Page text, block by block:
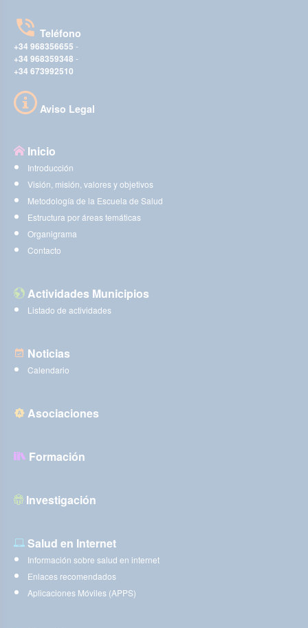
Teléfono
+34 968356655 -
+34 968359348 -
+34 673992510
Aviso Legal
Inicio
Introducción
Visión, misión, valores y objetivos
Metodología de la Escuela de Salud
Estructura por áreas temáticas
Organigrama
Contacto
Actividades Municipios
Listado de actividades
Noticias
Calendario
Asociaciones
Formación
Investigación
Salud en Internet
Información sobre salud en internet
Enlaces recomendados
Aplicaciones Móviles (APPS)